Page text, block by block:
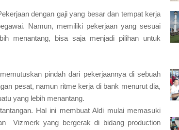
dengan gaji yang besar dan tempat kerja
Namun, memiliki pekerjaan yang sesuai
menantang, bisa saja menjadi pilihan untuk
pindah dari pekerjaannya di sebuah
pesat, namun ritme kerja di bank menurut dia,
yang lebih menantang.
Hal ini membuat Aldi mulai memasuki
Vizmerk yang bergerak di bidang production